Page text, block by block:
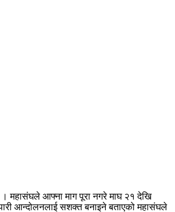
। महासंघले आफ्ना माग पूरा नगरे माघ २१ देखि
पारी आन्दोलनलाई सशक्त बनाइने बताएको महासंघले